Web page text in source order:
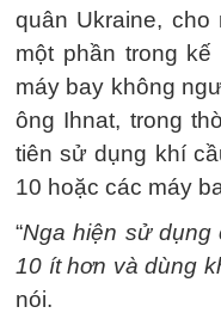
quân Ukraine,
một phần trong
máy bay không
ông Ihnat, trong
tiên sử dụng khí
10 hoặc các máy
“Nga hiện sử dụng
10 ít hơn và dùng
nói.